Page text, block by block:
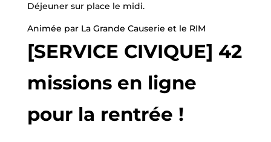
Déjeuner sur place le midi.
Animée par La Grande Causerie et le RIM
[SERVICE CIVIQUE] 42
missions en ligne
pour la rentrée !